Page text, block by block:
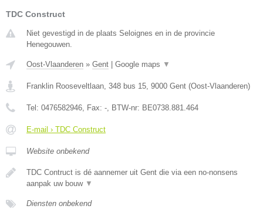
TDC Construct
Niet gevestigd in de plaats Seloignes en in de provincie
Henegouwen.
Oost-Vlaanderen » Gent Google maps ▼
Franklin Rooseveltlaan, 348 bus 15, 9000 Gent (Oost-Vlaanderen)
Tel: 0476582946, Fax: -, BTW-nr: BE0738.881.464
E-mail › TDC Construct
Website onbekend
TDC Contruct is dé aannemer uit Gent die via een no-nonsens
aanpak uw bouw ▼
Diensten onbekend